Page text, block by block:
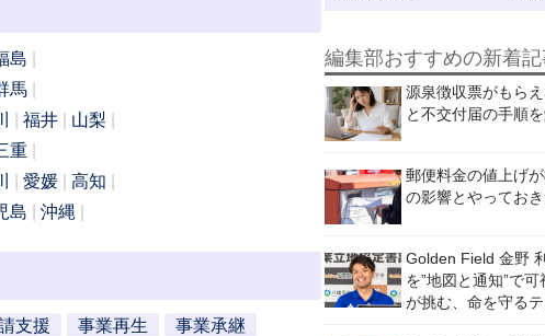
島
馬
福井
山梨
重
愛媛
高知
島 沖縄
支援 事業再生
事業承継
編集部おすすめの新着
源泉徴収票がもら
と不交付届の手順
郵便料金の値上げ
の影響とやってお
Golden Field 金野
を”地図と通知”で
が挑む、命を守る